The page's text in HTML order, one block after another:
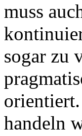
muss
sogar zu
handeln